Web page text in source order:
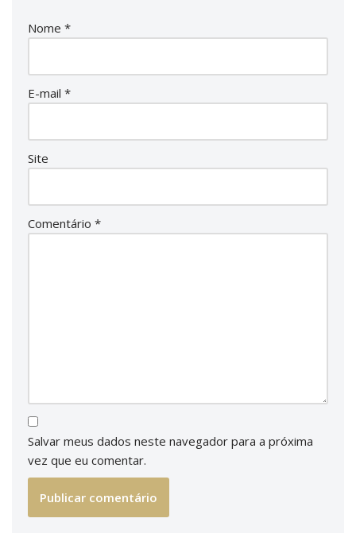
Nome *
E-mail *
Site
Comentário *
Salvar meus dados neste navegador para a próxima
vez que eu comentar.